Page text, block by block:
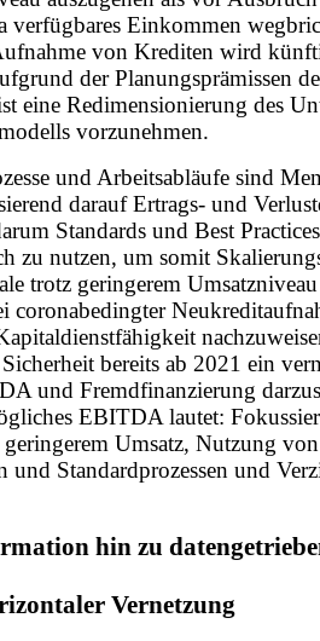
verfügbares Einkommen
von Krediten wird
der Planungsprämissen
eine Redimensionierung des
vorzunehmen.
und Arbeitsabläufe sind
darauf Ertrags- und
Standards und Best
zu nutzen, um somit
trotz geringerem
coronabedingter
bereits ab 2021 ein
und Fremdfinanzierung
EBITDA lautet:
geringerem Umsatz, Nutzung von
und Standardprozessen und
hin zu
Vernetzung